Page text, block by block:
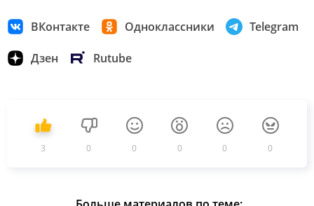
ВКонтакте Одноклассники Telegram
Дзен Rutube
3 0 0 0 0 0